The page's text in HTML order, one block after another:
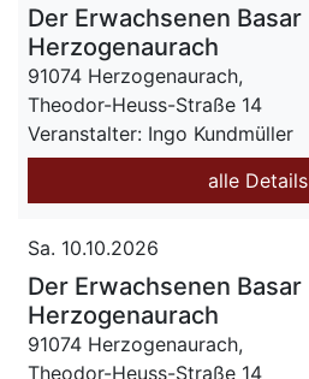
Der Erwachsenen Basar
Herzogenaurach
91074 Herzogenaurach,
Theodor-Heuss-Straße 14
Veranstalter: Ingo Kundmüller
alle Details
Sa. 10.10.2026
Der Erwachsenen Basar
Herzogenaurach
91074 Herzogenaurach,
Theodor-Heuss-Straße 14